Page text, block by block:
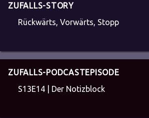
ZUFALLS-STORY
Rückwärts, Vorwärts, Stopp
ZUFALLS-PODCASTEPISODE
S13E14 | Der Notizblock